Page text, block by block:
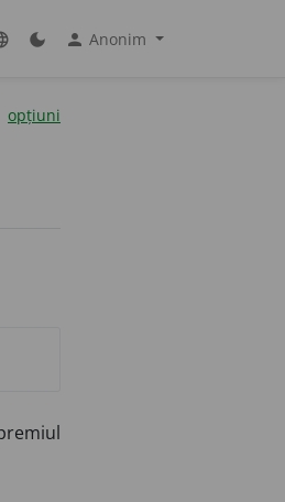
dark_mode person Anonim
opțiuni